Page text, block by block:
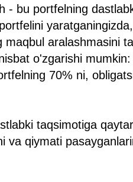
- bu portfelning
aralashmasini
o'zgarishi
70% ni,
taqsimotiga
va qiymati